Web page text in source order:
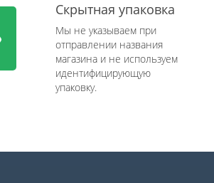
Скрытная упаковка
Мы не указываем при
отправлении названия
магазина и не используем
идентифицирующую
упаковку.